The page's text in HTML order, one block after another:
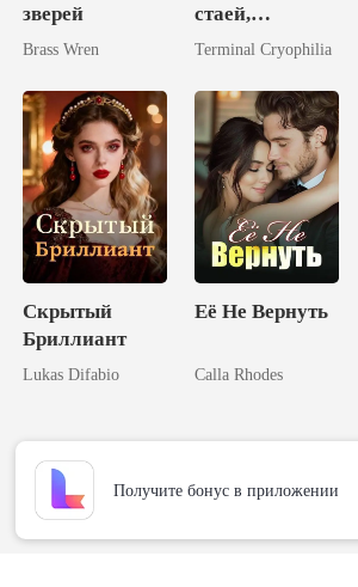
зверей
Brass Wren
стаей,
предназначенн
ликанов
Terminal Cryophilia
Скрытый
Бриллиант
Lukas Difabio
Её Не Вернуть
Calla Rhodes
Получите бонус в приложении